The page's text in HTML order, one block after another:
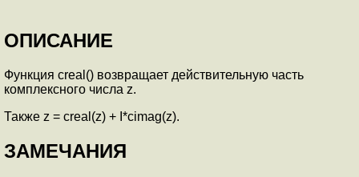
ОПИСАНИЕ
Функция creal() возвращает действительную часть
комплексного числа z.
Также z = creal(z) + I*cimag(z).
ЗАМЕЧАНИЯ